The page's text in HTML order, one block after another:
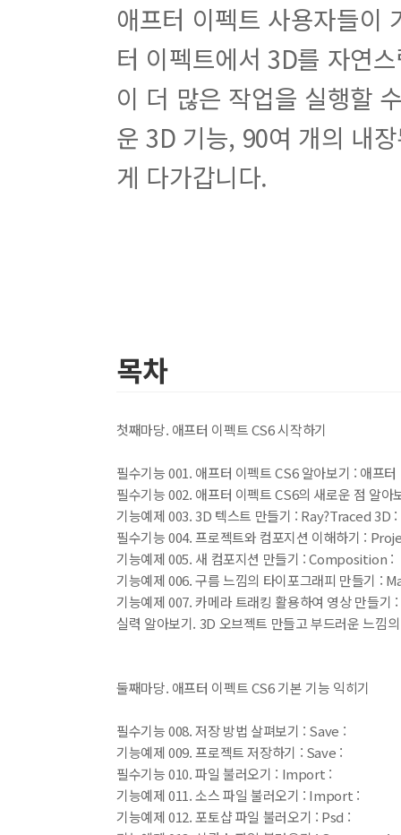
애프터 이펙트 사용자들이
터 이펙트에서 3D를 자연
이 더 많은 작업을 실행할
운 3D 기능, 90여 개의 내
게 다가갑니다.
목차
첫째마당. 애프터 이펙트 CS6 시작하기
필수기능 001. 애프터 이펙트 CS6 알아보기 : 애프터
필수기능 002. 애프터 이펙트 CS6의 새로운 점 알
기능예제 003. 3D 텍스트 만들기 : Ray?Traced 3D :
필수기능 004. 프로젝트와 컴포지션 이해하기 :
기능예제 005. 새 컴포지션 만들기 : Composition :
기능예제 006. 구름 느낌의 타이포그래피 만들기 :
기능예제 007. 카메라 트래킹 활용하여 영상 만들
실력 알아보기. 3D 오브젝트 만들고 부드러운 느낌
둘째마당. 애프터 이펙트 CS6 기본 기능 익히기
필수기능 008. 저장 방법 살펴보기 : Save :
기능예제 009. 프로젝트 저장하기 : Save :
필수기능 010. 파일 불러오기 : Import :
기능예제 011. 소스 파일 불러오기 : Import :
기능예제 012. 포토샵 파일 불러오기 : Psd :